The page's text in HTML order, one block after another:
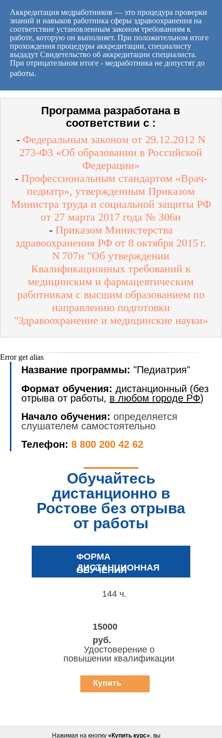
Аккредитация медработников — это процедура проверки
знаний и навыков работника сферы здравоохранения на
соответствие установленным законом требованиям к
работе, которую он выполняет. При положительном итоге
прохождения процедуры аккредитации, специалисту
выдадут Свидетельство об аккредитации специалиста.
При отрицательном итоге - медработника не допустят до
работы.
Программа разработана в
соответствии с :
- Федеральным законом от 29.12.2012 N
273-ФЗ «Об образовании в Российской
Федерации»
- Профессиональным стандартом «Врач-
педиатр», утвержденным Приказом
Министра труда и социальной защиты РФ
от 27 марта 2017 года № 306н
- Приказом Министерства
здравоохранения РФ от 8 октября 2015 г.
N 707н "Об утверждении
Квалификационных требований к
медицинским и фармацевтическим
работникам с высшим образованием по
направлению подготовки
"Здравоохранение и медицинские науки»
Error get alias
Название программы: "Педиатрия"
Формат обучения: дистанционный (без
отрыва от работы, в любом городе РФ)
Начало обучения: определяется
слушателем самостоятельно
Телефон: 8 800 200 42 62
Обучайтесь
дистанционно в
Ростове без отрыва
от работы
ФОРМА
ОБУЧЕНИЯ
ДИСТАНЦИОННАЯ
Удостоверение о
повышении квалификации
144 ч.
15000
руб.
Купить
курс
Нажимая на кнопку «Купить курс», вы